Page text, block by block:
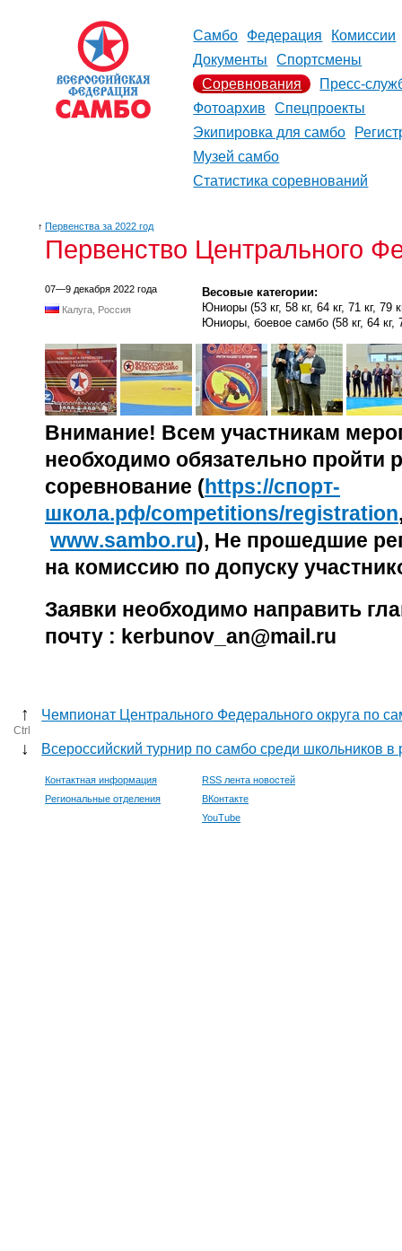
Самбо Федерация
Комиссии
Документы
Спортсмены
Соревнования
Пресс-
Фотоархив
Спецпроекты
Экипировка для самбо
Музей самбо
Статистика соревнований
↑ Первенства за 2022 год
Первенство Центрального
07—9 декабря 2022 года
Калуга, Россия
Весовые категории:
Юниоры (53 кг, 58 кг, 64 кг, 71 кг, 79
Юниоры, боевое самбо (58 кг, 64 кг,
Внимание! Всем участникам
необходимо обязательно пройти
соревнование (https://спорт-
школа.рф/competitions/registration
www.sambo.ru), Не прошедшие
на комиссию по допуску
Заявки необходимо направить
почту : kerbunov_an@mail.ru
↑ Чемпионат Центрального Федерального округа по
Ctrl
↓ Всероссийский турнир по самбо среди школьников
Контактная информация
Региональные отделения
RSS лента новостей
ВКонтакте
YouTube